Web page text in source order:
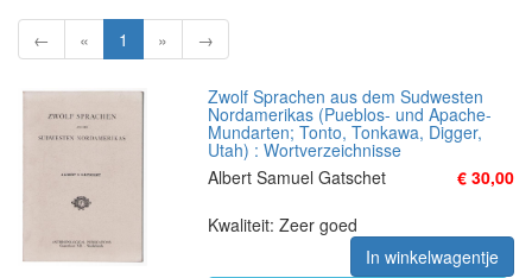
← « 1 » →
Zwolf Sprachen aus dem Sudwesten
Nordamerikas (Pueblos- und Apache-
Mundarten; Tonto, Tonkawa, Digger,
Utah) : Wortverzeichnisse
Albert Samuel Gatschet
€ 30,00
Kwaliteit: Zeer goed
In winkelwagentje